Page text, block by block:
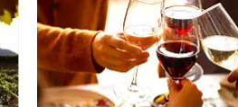
akkurat
nå
-